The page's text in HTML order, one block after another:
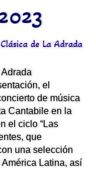
de La Adrada
el
de música
Cantabile en la
el ciclo “Las
que
una selección
Latina, así